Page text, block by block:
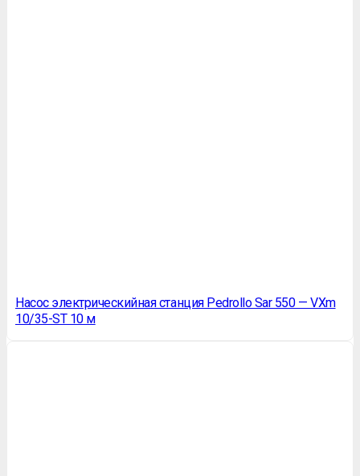
Насос электрическийная станция Pedrollo Sar 550 — VXm
10/35-ST 10 м